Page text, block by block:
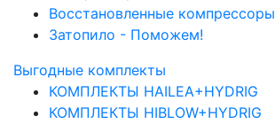
Восстановленные компрессоры
Затопило - Поможем!
Выгодные комплекты
КОМПЛЕКТЫ HAILEA+HYDRIG
КОМПЛЕКТЫ HIBLOW+HYDRIG